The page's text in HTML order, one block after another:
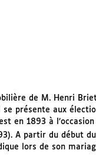
de M. Henri
présente aux
en 1893 à l’occasion
A partir du début du
lors de son